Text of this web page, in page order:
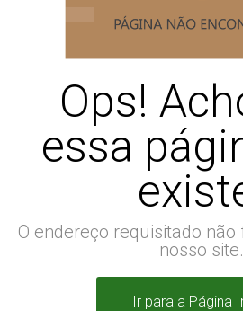
Ops!
essa
O endereço requisitado
nosso site.
Ir para a Página